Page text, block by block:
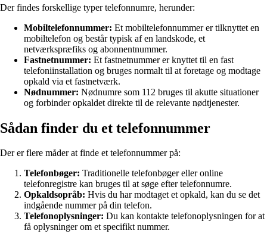
Der findes forskellige typer telefonnumre, herunder:
Mobiltelefonnummer: Et mobiltelefonnummer er tilknyttet en
mobiltelefon og består typisk af en landskode, et
netværkspræfiks og abonnentnummer.
Fastnetnummer: Et fastnetnummer er knyttet til en fast
telefoniinstallation og bruges normalt til at foretage og modtage
opkald via et fastnetværk.
Nødnummer: Nødnumre som 112 bruges til akutte situationer
og forbinder opkaldet direkte til de relevante nødtjenester.
Sådan finder du et telefonnummer
Der er flere måder at finde et telefonnummer på:
Telefonbøger: Traditionelle telefonbøger eller online
telefonregistre kan bruges til at søge efter telefonnumre.
Opkaldsopråb: Hvis du har modtaget et opkald, kan du se det
indgående nummer på din telefon.
Telefonoplysninger: Du kan kontakte telefonoplysningen for at
få oplysninger om et specifikt nummer.